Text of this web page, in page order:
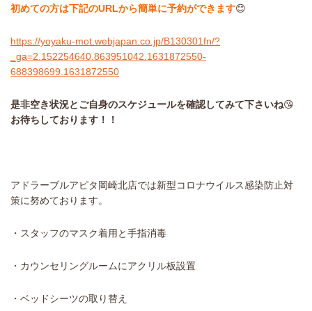
初めての方は下記のURLから簡単に予約ができます😊
https://yoyaku-mot.webjapan.co.jp/B130301fn/?
_ga=2.152254640.863951042.1631872550-
688398699.1631872550
是非空き状況とご自身のスケジュールを確認してみて下さいね😘
お待ちしております！！
アドラーブルアピタ岡崎北店では新型コロナウイルス感染防止対
策に努めております。
・スタッフのマスク着用と手指消毒
・カウンセリングルームにアクリル板設置
・ベッドシーツの取り替え